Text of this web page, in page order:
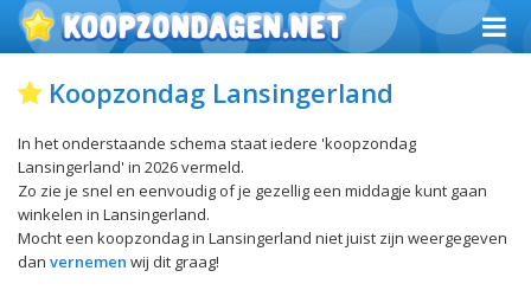
Koopzondag Lansingerland
In het onderstaande schema staat iedere 'koopzondag
Lansingerland' in 2026 vermeld.
Zo zie je snel en eenvoudig of je gezellig een middagje kunt gaan
winkelen in Lansingerland.
Mocht een koopzondag in Lansingerland niet juist zijn weergegeven
dan vernemen wij dit graag!